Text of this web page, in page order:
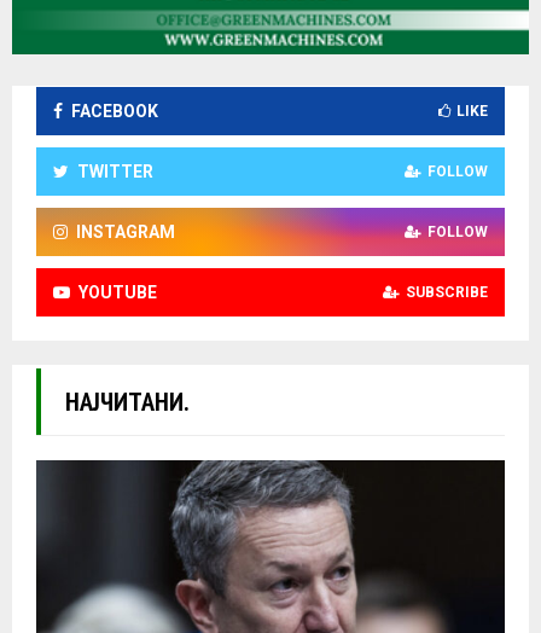
FACEBOOK LIKE
TWITTER FOLLOW
INSTAGRAM FOLLOW
YOUTUBE SUBSCRIBE
НАЈЧИТАНИ.